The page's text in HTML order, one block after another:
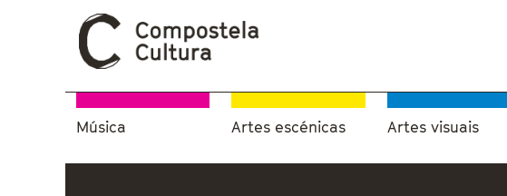
Música Artes escénicas Artes visuais